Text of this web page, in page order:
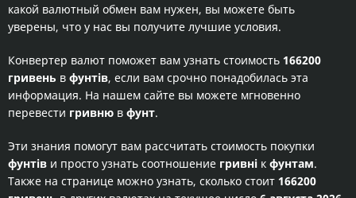
какой валютный обмен вам нужен, вы можете быть
уверены, что у нас вы получите лучшие условия.
Конвертер валют поможет вам узнать стоимость 166200
гривень в фунтів, если вам срочно понадобилась эта
информация. На нашем сайте вы можете мгновенно
перевести гривню в фунт.
Эти знания помогут вам рассчитать стоимость покупки
фунтів и просто узнать соотношение гривні к фунтам.
Также на странице можно узнать, сколько стоит 166200